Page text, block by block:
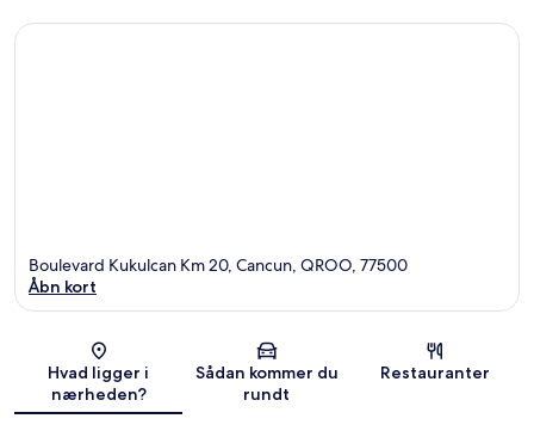
Kort
Boulevard Kukulcan Km 20, Cancun, QROO, 77500
Åbn kort
Hvad ligger i
nærheden?
Sådan kommer du
rundt
Restauranter